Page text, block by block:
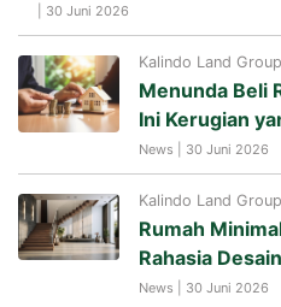
| 30 Juni 2026
Kalindo Land Group
Menunda Beli
Ini Kerugian
News | 30 Juni 2026
Kalindo Land Group
Rumah
Rahasia
News | 30 Juni 2026